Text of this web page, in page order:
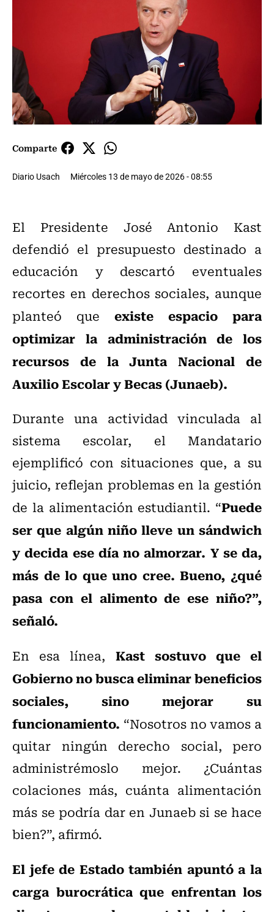
Comparte
Diario Usach Miércoles 13 de mayo de 2026 - 08:55
El Presidente José Antonio Kast
defendió el presupuesto destinado a
educación y descartó eventuales
recortes en derechos sociales, aunque
planteó que existe espacio para
optimizar la administración de los
recursos de la Junta Nacional de
Auxilio Escolar y Becas (Junaeb).
Durante una actividad vinculada al
sistema escolar, el Mandatario
ejemplificó con situaciones que, a su
juicio, reflejan problemas en la gestión
de la alimentación estudiantil. “Puede
ser que algún niño lleve un sándwich
y decida ese día no almorzar. Y se da,
más de lo que uno cree. Bueno, ¿qué
pasa con el alimento de ese niño?”,
señaló.
En esa línea, Kast sostuvo que el
Gobierno no busca eliminar beneficios
sociales, sino mejorar su
funcionamiento. “Nosotros no vamos a
quitar ningún derecho social, pero
administrémoslo mejor. ¿Cuántas
colaciones más, cuánta alimentación
más se podría dar en Junaeb si se hace
bien?”, afirmó.
El jefe de Estado también apuntó a la
carga burocrática que enfrentan los